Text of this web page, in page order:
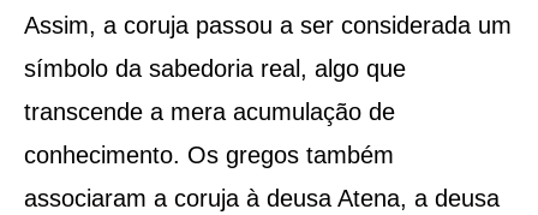
Assim, a coruja passou a ser considerada um
símbolo da sabedoria real, algo que
transcende a mera acumulação de
conhecimento. Os gregos também
associaram a coruja à deusa Atena, a deusa